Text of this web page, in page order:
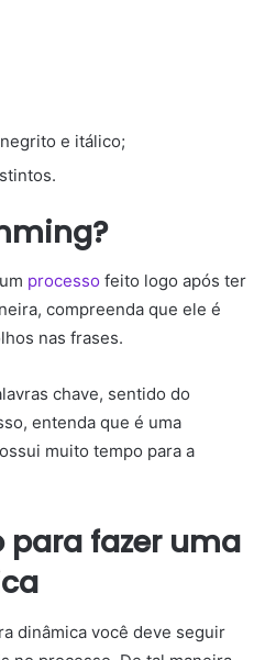
e itálico;
processo feito logo após ter
compreenda que ele é
nas frases.
chave, sentido do
entenda que é uma
muito tempo para a
para fazer uma
dinâmica você deve seguir